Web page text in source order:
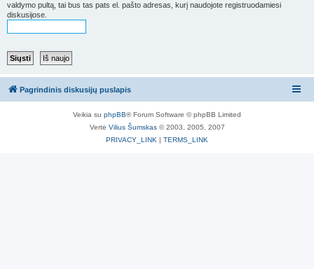
valdymo pultą, tai bus tas pats el. pašto adresas, kurį naudojote registruodamiesi
diskusijose.
Pagrindinis diskusijų puslapis
Veikia su phpBB® Forum Software © phpBB Limited
Vertė Vilius Šumskas© 2003, 2005, 2007
PRIVACY_LINK | TERMS_LINK